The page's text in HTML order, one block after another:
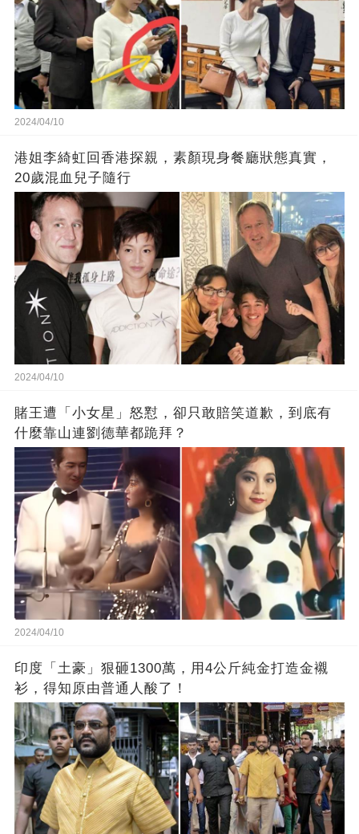
2024/04/10
港姐李綺虹回香港探親，素顏現身餐廳狀態真實，
20歲混血兒子隨行
2024/04/10
賭王遭「小女星」怒懟，卻只敢賠笑道歉，到底有
什麼靠山連劉德華都跪拜？
2024/04/10
印度「土豪」狠砸1300萬，用4公斤純金打造金襯
衫，得知原由普通人酸了！